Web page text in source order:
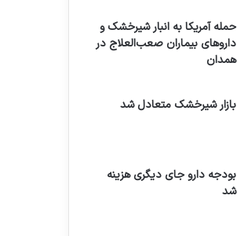
حمله آمریکا به انبار شیرخشک و
داروهای بیماران صعب‌العلاج در
همدان
بازار شیرخشک متعادل شد
بودجه دارو جای دیگری هزینه
شد